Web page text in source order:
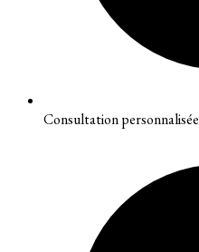
Consultation personnalisée